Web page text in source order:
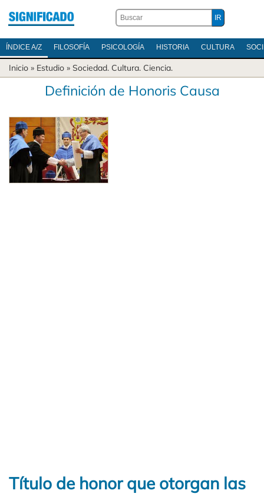
ÍNDICE A/Z FILOSOFÍA PSICOLOGÍA HISTORIA CULTURA
Inicio » Estudio » Sociedad. Cultura. Ciencia.
Definición de Honoris Causa
Título de honor que otorgan las